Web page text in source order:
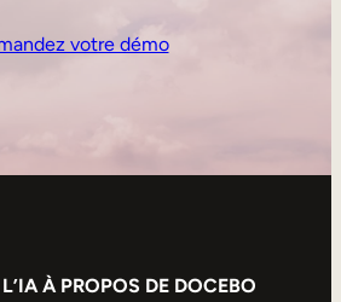
votre démo
À PROPOS DE DOCEBO